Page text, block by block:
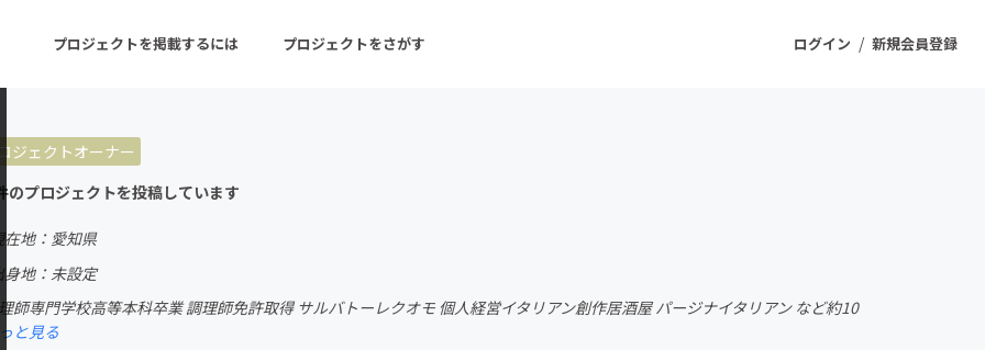
ログイン / 新規会員登録
プロジェクトを掲載するには プロジェクトをさがす
ーン 注目の新着プロジェクト
音楽
ゲーム・サービス開発
フード・飲食店
ファッション
ジェクトオーナー
のプロジェクトを投稿しています
在地：愛知県
身地：未設定
師専門学校高等本科卒業 調理師免許取得 サルバトーレクオモ 個人経営イタリアン創作居酒屋 パージナイタリアン など約10
と見る